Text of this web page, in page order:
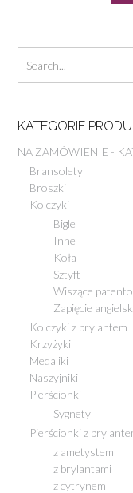
KATEGORIE
NA ZAMÓWIENIE -
Bransolety
Broszki
Kolczyki
Bigle
Inne
Koła
Sztyft
Wiszące
Zapięcie
Kolczyki z brylantem
Krzyżyki
Medaliki
Naszyjniki
Pierścionki
Sygnety
Pierścionki z
z ametystem
z brylantami
z cytrynem